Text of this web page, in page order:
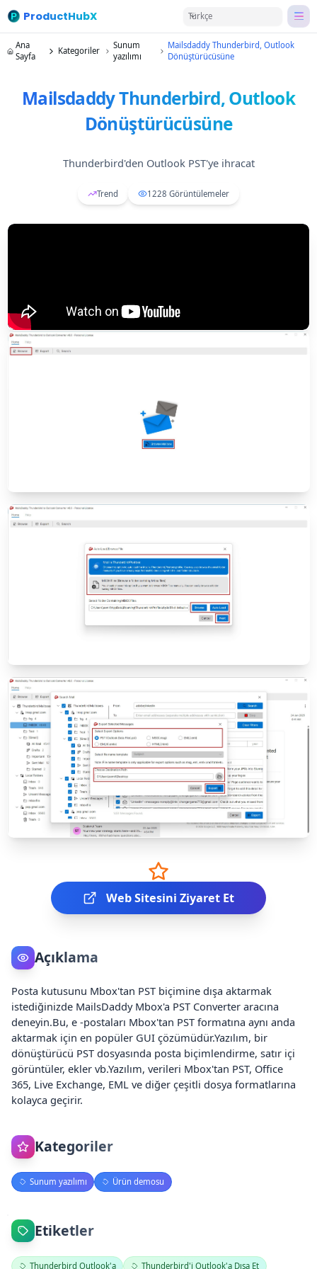
ProductHubX Türkçe
Ana
Sayfa
Kategoriler
Sunum
yazılımı
Mailsdaddy Thunderbird, Outlook
Dönüştürücüsüne
Mailsdaddy Thunderbird, Outlook
Dönüştürücüsüne
Thunderbird'den Outlook PST'ye ihracat
Trend 1228 Görüntülemeler
Web Sitesini Ziyaret Et
Açıklama
Posta kutusunu Mbox'tan PST biçimine dışa aktarmak
istediğinizde MailsDaddy Mbox'a PST Converter aracına
deneyin.Bu, e -postaları Mbox'tan PST formatına aynı anda
aktarmak için en popüler GUI çözümüdür.Yazılım, bir
dönüştürücü PST dosyasında posta biçimlendirme, satır içi
görüntüler, ekler vb.Yazılım, verileri Mbox'tan PST, Office
365, Live Exchange, EML ve diğer çeşitli dosya formatlarına
kolayca geçirir.
Kategoriler
Sunum yazılımı Ürün demosu
Etiketler
Thunderbird Outlook'a Thunderbird'i Outlook'a Dışa Et